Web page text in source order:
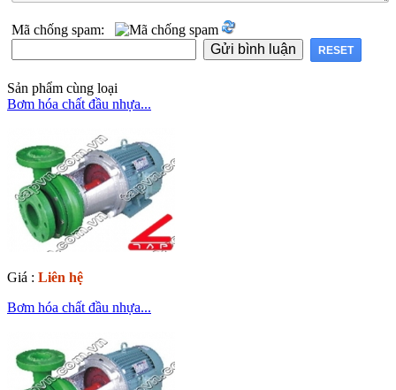
Mã chống spam:
Sản phẩm cùng loại
Bơm hóa chất đầu nhựa...
Giá : Liên hệ
Bơm hóa chất đầu nhựa...